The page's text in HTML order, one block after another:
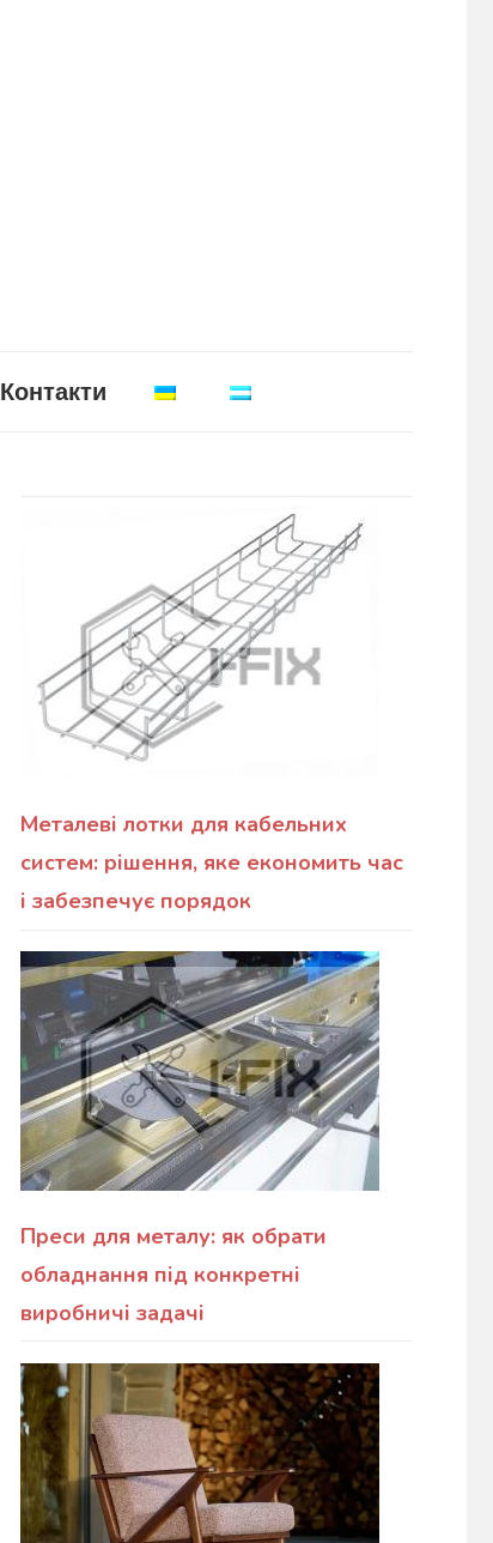
Контакти
Металеві лотки для кабельних
систем: рішення, яке економить час
і забезпечує порядок
Преси для металу: як обрати
обладнання під конкретні
виробничі задачі